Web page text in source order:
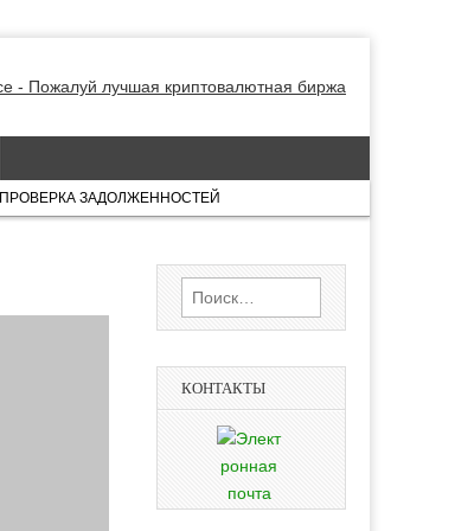
ПРОВЕРКА ЗАДОЛЖЕННОСТЕЙ
Найти:
КОНТАКТЫ